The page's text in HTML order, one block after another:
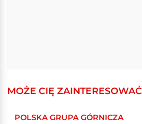
MOŻE CIĘ ZAINTERESOWAĆ
POLSKA GRUPA GÓRNICZA